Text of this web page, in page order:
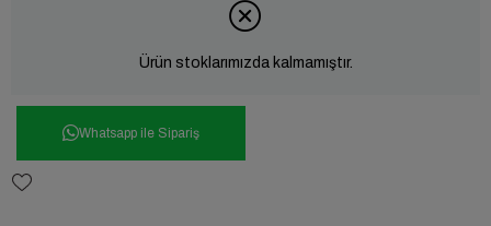
Ürün stoklarımızda kalmamıştır.
Whatsapp ile Sipariş